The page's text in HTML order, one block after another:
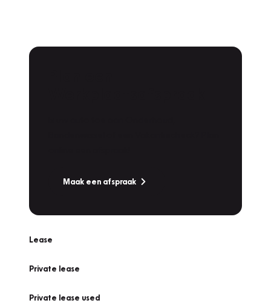
Maak een afspraak
Lease
Private lease
Private lease used